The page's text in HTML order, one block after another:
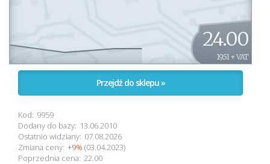
24.00
19.51 + VAT
Przejdź do sklepu »
Kod: 9959
Dodany do bazy: 13.06.2010
Ostatnio widziany: 07.08.2026
Zmiana ceny: +9% (03.04.2023)
Poprzednia cena: 22.00